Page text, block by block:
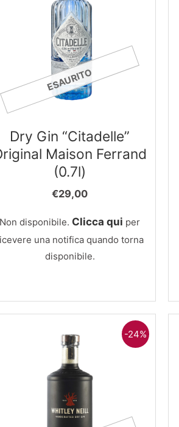
ESAURITO
Dry Gin “Citadelle”
Maison Ferrand
(0.7l)
€29,00
Non disponibile. Clicca qui per
una notifica quando torna
disponibile.
-24%